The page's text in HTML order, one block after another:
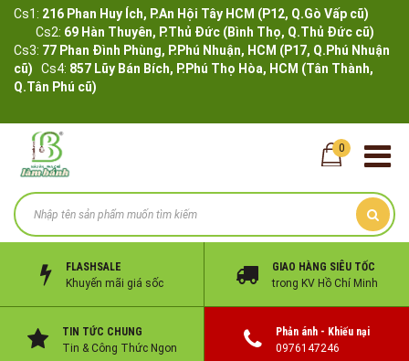
Cs1: 216 Phan Huy Ích, P.An Hội Tây HCM (P12, Q.Gò Vấp cũ)
Cs2: 69 Hàn Thuyên, P.Thủ Đức (Bình Thọ, Q.Thủ Đức cũ)
Cs3: 77 Phan Đình Phùng, P.Phú Nhuận, HCM (P17, Q.Phú Nhuận
cũ) Cs4: 857 Lũy Bán Bích, P.Phú Thọ Hòa, HCM (Tân Thành,
Q.Tân Phú cũ)
0
FLASHSALE
Khuyến mãi giá sốc
GIAO HÀNG SIÊU TỐC
trong KV Hồ Chí Minh
TIN TỨC CHUNG
Tin & Công Thức Ngon
Phản ánh - Khiếu nại
0976147246